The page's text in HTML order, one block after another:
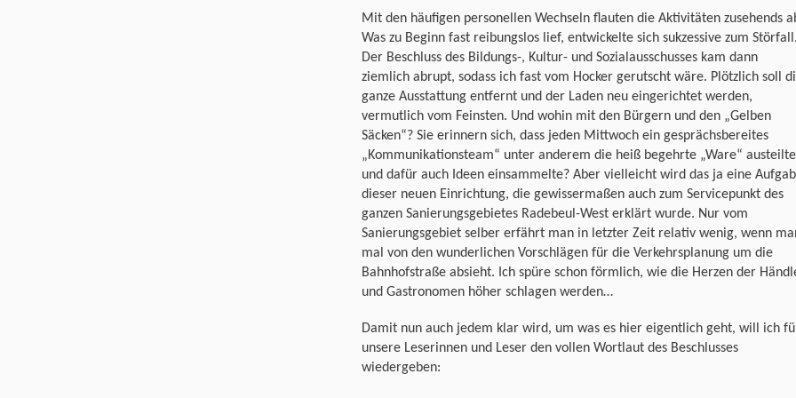
Mit den häufigen personellen Wechseln flauten die Aktivitäten zusehends
Was zu Beginn fast reibungslos lief, entwickelte sich sukzessive zum Störfall.
Der Beschluss des Bildungs-, Kultur- und Sozialausschusses kam dann
ziemlich abrupt, sodass ich fast vom Hocker gerutscht wäre. Plötzlich soll
ganze Ausstattung entfernt und der Laden neu eingerichtet werden,
vermutlich vom Feinsten. Und wohin mit den Bürgern und den „Gelben
Säcken“? Sie erinnern sich, dass jeden Mittwoch ein gesprächsbereites
„Kommunikationsteam“ unter anderem die heiß begehrte „Ware“ austeilte
und dafür auch Ideen einsammelte? Aber vielleicht wird das ja eine
dieser neuen Einrichtung, die gewissermaßen auch zum Servicepunkt des
ganzen Sanierungsgebietes Radebeul-West erklärt wurde. Nur vom
Sanierungsgebiet selber erfährt man in letzter Zeit relativ wenig, wenn
mal von den wunderlichen Vorschlägen für die Verkehrsplanung um die
Bahnhofstraße absieht. Ich spüre schon förmlich, wie die Herzen der
und Gastronomen höher schlagen werden…
Damit nun auch jedem klar wird, um was es hier eigentlich geht, will ich
unsere Leserinnen und Leser den vollen Wortlaut des Beschlusses
wiedergeben: